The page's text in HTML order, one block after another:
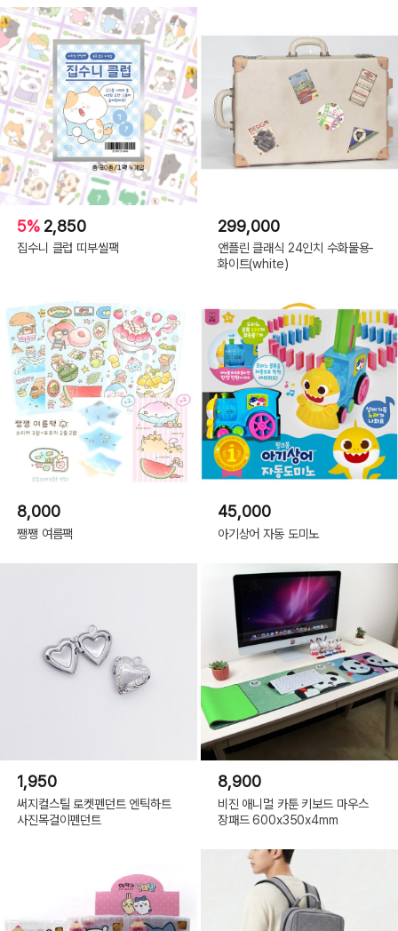
5% 2,850
집수니 클럽 띠부씰팩
299,000
앤플린 클래식 24인치 수화물용-
화이트(white)
8,000
쨍쨍 여름팩
45,000
아기상어 자동 도미노
1,950
써지컬스틸 로켓펜던트 엔틱하트
사진목걸이펜던트
8,900
비진 애니멀 카툰 키보드 마우스
장패드 600x350x4mm